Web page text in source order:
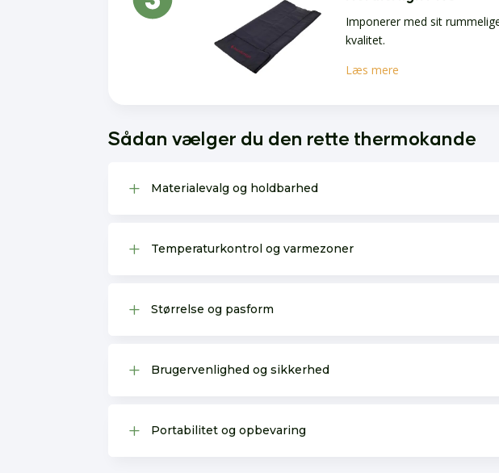
Imponerer med sit
kvalitet.
Læs mere
Sådan vælger du den rette thermokande
L Materialevalg og holdbarhed
L Temperaturkontrol og varmezoner
L Størrelse og pasform
L Brugervenlighed og sikkerhed
L Portabilitet og opbevaring